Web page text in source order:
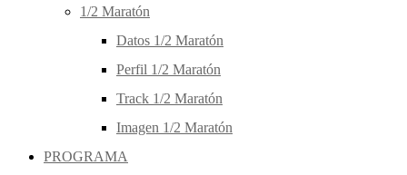
1/2 Maratón
Datos 1/2 Maratón
Perfil 1/2 Maratón
Track 1/2 Maratón
Imagen 1/2 Maratón
PROGRAMA